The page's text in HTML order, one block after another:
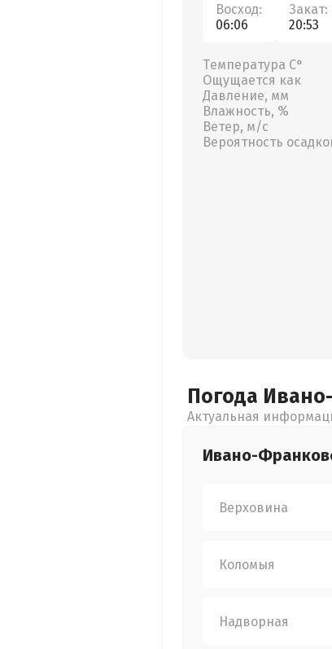
Восход:
06:06
Закат:
20:53
Температура С°
Ощущается как
Давление, мм
Влажность, %
Ветер, м/с
Вероятность
Погода
Актуальная
Ивано-
Верховина
Коломыя
Надворная